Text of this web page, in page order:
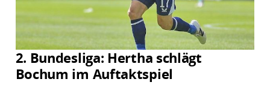
2. Bundesliga: Hertha schlägt
Bochum im Auftaktspiel